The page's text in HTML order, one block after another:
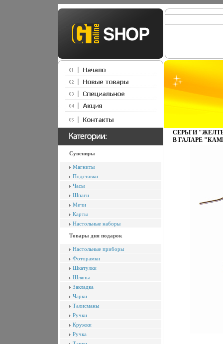
Сувениры
Магниты
Подставки
Часы
Шпаги
Мечи
Карты
Настольные наборы
Товары дня подарок
Настольные приборы
Фоторамки
Шкатулки
Шляпы
Закладка
Чарки
Талисманы
Ручки
Кружки
Ручка
СЕРЬГИ
В ГАЛАРЕ